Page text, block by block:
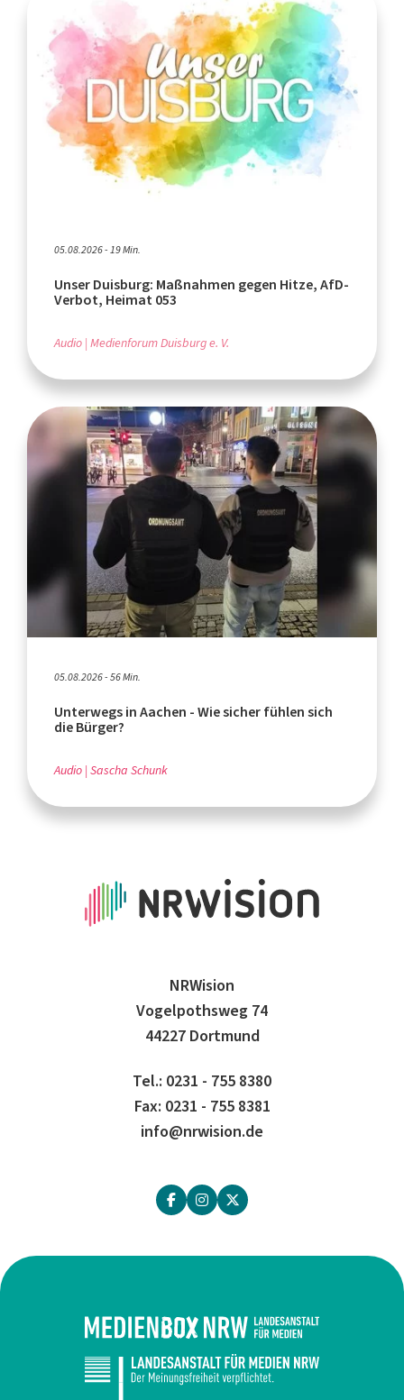
05.08.2026 - 19 Min.
Unser Duisburg: Maßnahmen gegen Hitze, AfD-
Verbot, Heimat 053
Audio Medienforum Duisburg e. V.
05.08.2026 - 56 Min.
Unterwegs in Aachen - Wie sicher fühlen sich
die Bürger?
Audio Sascha Schunk
NRWision
Vogelpothsweg 74
44227 Dortmund
Tel.: 0231 - 755 8380
Fax: 0231 - 755 8381
info@nrwision.de